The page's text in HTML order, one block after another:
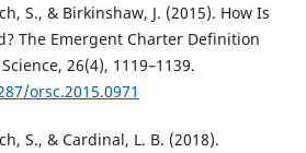
S., & Birkinshaw, J. (2015). How Is
The Emergent Charter Definition
26(4), 1119–1139.
orsc.2015.0971
S., & Cardinal, L. B. (2018).